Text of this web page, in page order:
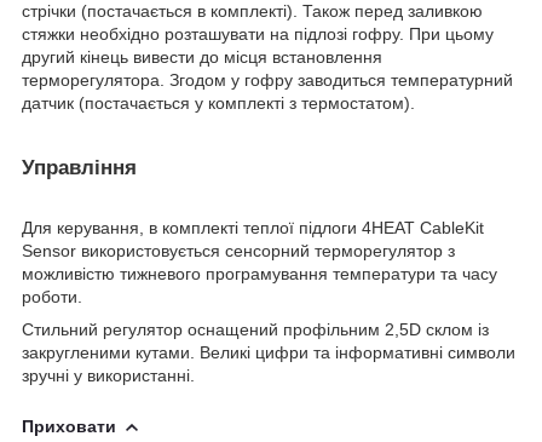
стрічки (постачається в комплекті). Також перед заливкою
стяжки необхідно розташувати на підлозі гофру. При цьому
другий кінець вивести до місця встановлення
терморегулятора. Згодом у гофру заводиться температурний
датчик (постачається у комплекті з термостатом).
Управління
Для керування, в комплекті теплої підлоги 4HEAT CableKit
Sensor використовується сенсорний терморегулятор з
можливістю тижневого програмування температури та часу
роботи.
Стильний регулятор оснащений профільним 2,5D склом із
закругленими кутами. Великі цифри та інформативні символи
зручні у використанні.
Приховати